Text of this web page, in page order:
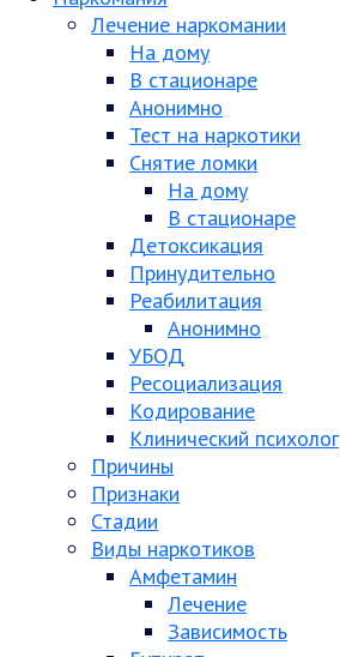
Лечение наркомании
На дому
В стационаре
Анонимно
Тест на наркотики
Снятие ломки
На дому
В стационаре
Детоксикация
Принудительно
Реабилитация
Анонимно
УБОД
Ресоциализация
Кодирование
Клинический психолог
Причины
Признаки
Стадии
Виды наркотиков
Амфетамин
Лечение
Зависимость